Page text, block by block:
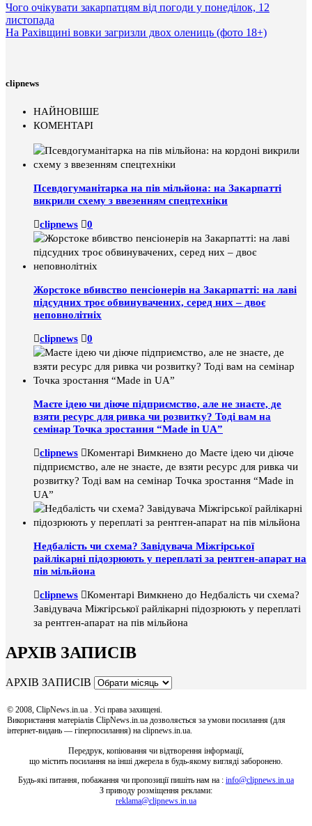
Чого очікувати закарпатцям від погоди у понеділок, 12
листопада
На Рахівщині вовки загризли двох олениць (фото 18+)
clipnews
НАЙНОВІШЕ
КОМЕНТАРІ
Псевдогуманітарка на пів мільйона: на Закарпатті
викрили схему з ввезенням спецтехніки
clipnews 0
Жорстоке вбивство пенсіонерів на Закарпатті: на лаві
підсудних троє обвинувачених, серед них – двоє
неповнолітніх
clipnews 0
Маєте ідею чи діюче підприємство, але не знаєте, де
взяти ресурс для ривка чи розвитку? Тоді вам на
семінар Точка зростання “Made in UA”
clipnews Коментарі Вимкнено до Маєте ідею чи діюче
підприємство, але не знаєте, де взяти ресурс для ривка чи
розвитку? Тоді вам на семінар Точка зростання “Made in
UA”
Недбалість чи схема? Завідувача Міжгірської
райлікарні підозрюють у переплаті за рентген-апарат на
пів мільйона
clipnews Коментарі Вимкнено до Недбалість чи схема?
Завідувача Міжгірської райлікарні підозрюють у переплаті
за рентген-апарат на пів мільйона
АРХІВ ЗАПИСІВ
АРХІВ ЗАПИСІВ
© 2008, ClipNews.in.ua . Усі права захищені.
Використання матеріалів ClipNews.in.ua дозволяється за умови посилання (для
інтернет-видань — гіперпосилання) на clipnews.in.ua.
Передрук, копіювання чи відтворення інформації,
що містить посилання на інші джерела в будь-якому вигляді заборонено.
Будь-які питання, побажання чи пропозиції пишіть нам на : info@clipnews.in.ua
З приводу розміщення реклами:
reklama@clipnews.in.ua